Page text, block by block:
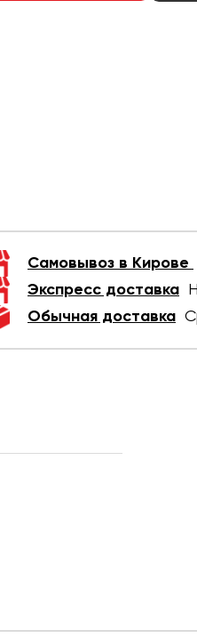
Самовывоз в Кирове
Экспресс доставка
Обычная доставка